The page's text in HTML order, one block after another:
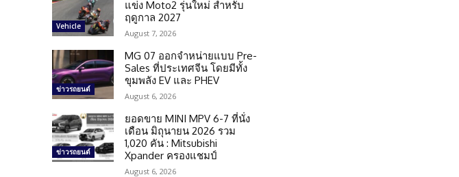
Vehicle
แข่ง Moto2 รุ่นใหม่ สำหรับ
ฤดูกาล 2027
August 7, 2026
ข่าวรถยนต์
MG 07 ออกจำหน่ายแบบ Pre-
Sales ที่ประเทศจีน โดยมีทั้ง
ขุมพลัง EV และ PHEV
August 6, 2026
ข่าวรถยนต์
ยอดขาย MINI MPV 6-7 ที่นั่ง
เดือน มิถุนายน 2026 รวม
1,020 คัน : Mitsubishi
Xpander ครองแชมป์
August 6, 2026